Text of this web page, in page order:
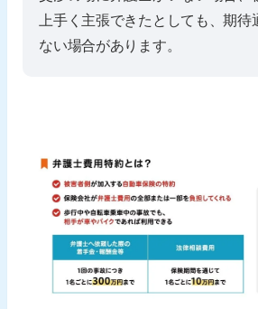
上手く主張できたとしても、期
ない場合があります。